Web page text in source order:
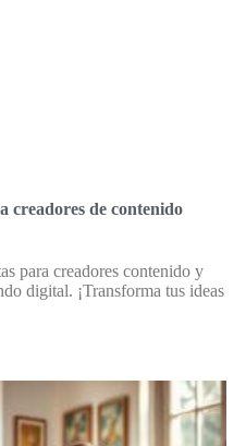
creadores de contenido
para creadores contenido y
digital. ¡Transforma tus ideas